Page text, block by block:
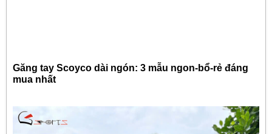
Găng tay Scoyco dài ngón: 3 mẫu ngon-bổ-rẻ đáng
mua nhất